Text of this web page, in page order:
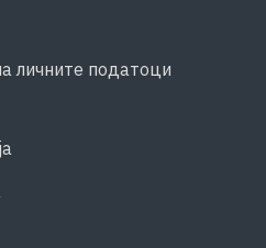
личните податоци